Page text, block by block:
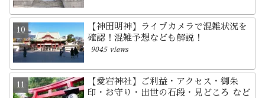
【神田明神】ライブカメラで混雑状況を
確認！混雑予想なども解説！
9045 views
【愛宕神社】ご利益・アクセス・御朱
印・お守り・出世の石段・見どころ など